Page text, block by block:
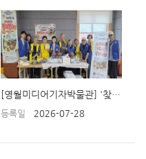
[영월미디어기자박물관] '찾아가는 효문화활동' 행사에서 '붕어빵 Day' 재능나눔 봉사
등록일 2026-07-28